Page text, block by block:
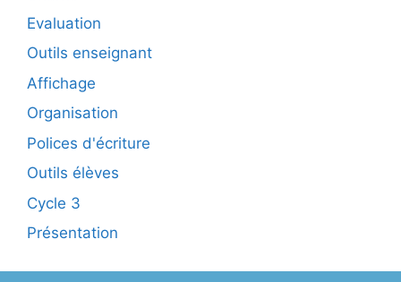
Evaluation
Outils enseignant
Affichage
Organisation
Polices d'écriture
Outils élèves
Cycle 3
Présentation